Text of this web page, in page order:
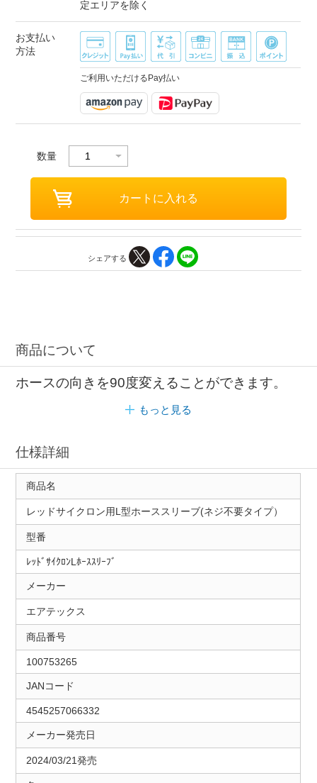
定エリアを除く
お支払い
方法
ご利用いただけるPay払い
数量
シェアする
商品について
ホースの向きを90度変えることができます。
もっと見る
仕様詳細
商品名
レッドサイクロン用L型ホーススリーブ(ネジ不要タイプ）
型番
ﾚｯﾄﾞｻｲｸﾛﾝLﾎｰｽｽﾘｰﾌﾞ
メーカー
エアテックス
商品番号
100753265
JANコード
4545257066332
メーカー発売日
2024/03/21発売